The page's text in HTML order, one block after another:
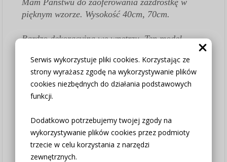
Serwis wykorzystuje pliki cookies. Korzystając ze
strony wyrażasz zgodę na wykorzystywanie plików
cookies niezbędnych do działania podstawowych
funkcji.
Dodatkowo potrzebujemy twojej zgody na
wykorzystywanie plików cookies przez podmioty
trzecie w celu korzystania z narzędzi
zewnętrznych.
pięknym wzorze. Wysokość 40cm, 70cm.
Bardzo dekoracyjna we wnętrzu. Ten model
skandynawskim, loftowym czy nowoczesnym.
Jest wykonana z tkaniny naturalnej sable
wysokiej jakości.
kupując 3sztuki kupujesz 150cm, kupując
4sztuki kupujesz 200cm.....itp.
WYSOKOŚĆ do wyboru w opcjach produktu